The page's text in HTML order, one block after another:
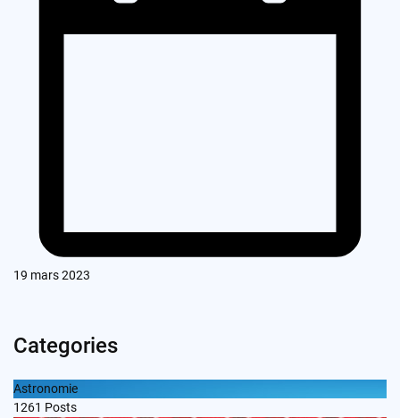
19 mars 2023
Categories
Astronomie
1261 Posts